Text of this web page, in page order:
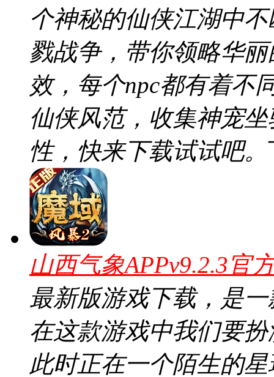
个神秘的仙侠江湖中
戮战争，带你领略华
效，每个npc都有着不
仙侠风范，收集神宠
性，快来下载试试吧。
山西气象APPv9.2.3官
最新版游戏下载，是
在这款游戏中我们要
此时正在一个陌生的